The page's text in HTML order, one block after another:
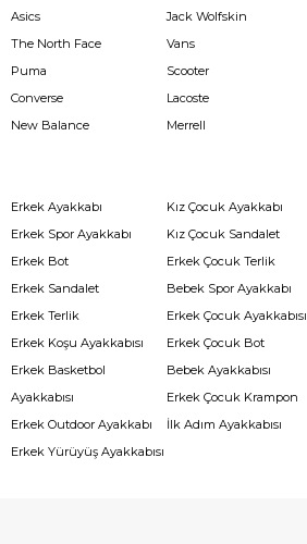
Asics
The North Face
Puma
Converse
New Balance
Jack Wolfskin
Vans
Scooter
Lacoste
Merrell
Erkek Ayakkabı
Erkek Spor Ayakkabı
Erkek Bot
Erkek Sandalet
Erkek Terlik
Erkek Koşu Ayakkabısı
Erkek Basketbol
Ayakkabısı
Erkek Outdoor Ayakkabı
Erkek Yürüyüş Ayakkabısı
Kız Çocuk Ayakkabı
Kız Çocuk Sandalet
Erkek Çocuk Terlik
Bebek Spor Ayakkabı
Erkek Çocuk Ayakkabısı
Erkek Çocuk Bot
Bebek Ayakkabısı
Erkek Çocuk Krampon
İlk Adım Ayakkabısı